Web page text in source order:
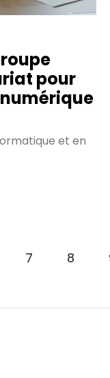
pour
et en
Page
7 Page
8